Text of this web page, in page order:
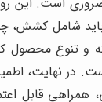
شامل کشش،
و تنوع
نهایت،
قابل